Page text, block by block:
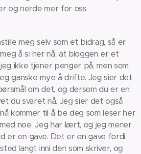
og nerde mer for oss
meg selv som et bidrag, så er
å si her nå, at bloggen er et
ikke tjener penger på, men som
ganske mye å drifte. Jeg sier det
om det, og dersom du er en
du svaret nå. Jeg sier det også
kommer til å be deg som leser her
noe. Jeg har lært, og jeg mener
er en gave. Det er en gave fordi
langt inni den som skriver, og